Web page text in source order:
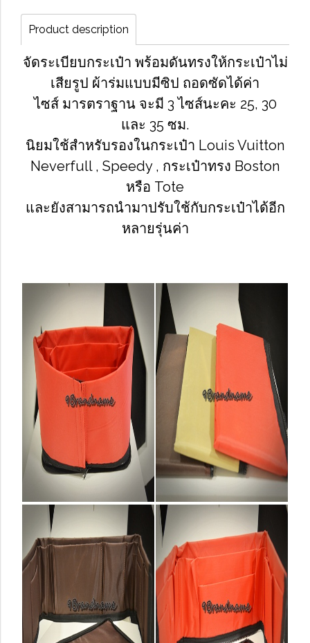
Product description
จัดระเบียบกระเป๋า พร้อมดันทรงให้กระเป๋าไม่
เสียรูป ผ้าร่มแบบมีซิป ถอดซัดได้ค่า
ไซส์ มารตราฐาน จะมี 3 ไซส์นะคะ 25, 30
และ 35 ซม.
นิยมใช้สำหรับรองในกระเป๋า Louis Vuitton
Neverfull , Speedy , กระเป๋าทรง Boston
หรือ Tote
และยังสามารถนำมาปรับใช้กับกระเป๋าได้อีก
หลายรุ่นค่า